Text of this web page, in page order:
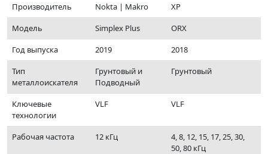
Производитель Nokta | Makro
XP
Модель
Simplex Plus
ORX
Год выпуска
2019
2018
Тип
металлоискателя
Грунтовый и
Подводный
Грунтовый
Ключевые
технологии
VLF VLF
Рабочая частота 12 кГц
4, 8, 12, 15, 17, 25, 30,
50, 80 кГц